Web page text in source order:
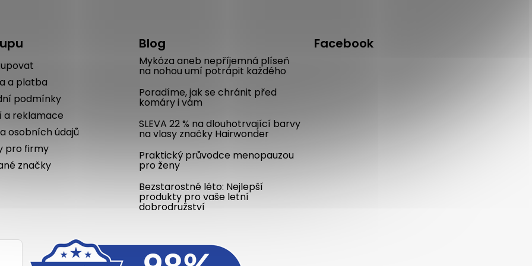
a platba
podmínky
a reklamace
osobních údajů
pro firmy
značky
Blog
Mykóza aneb nepříjemná plíseň
na nohou umí potrápit každého
Poradíme, jak se chránit před
komáry i vám
SLEVA 22 % na dlouhotrvající barvy
na vlasy značky Hairwonder
Praktický průvodce menopauzou
pro ženy
Bezstarostné léto: Nejlepší
produkty pro vaše letní
dobrodružství
Facebook